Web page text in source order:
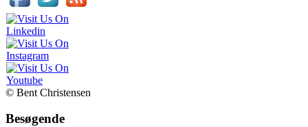
© Bent Christensen
Besøgende